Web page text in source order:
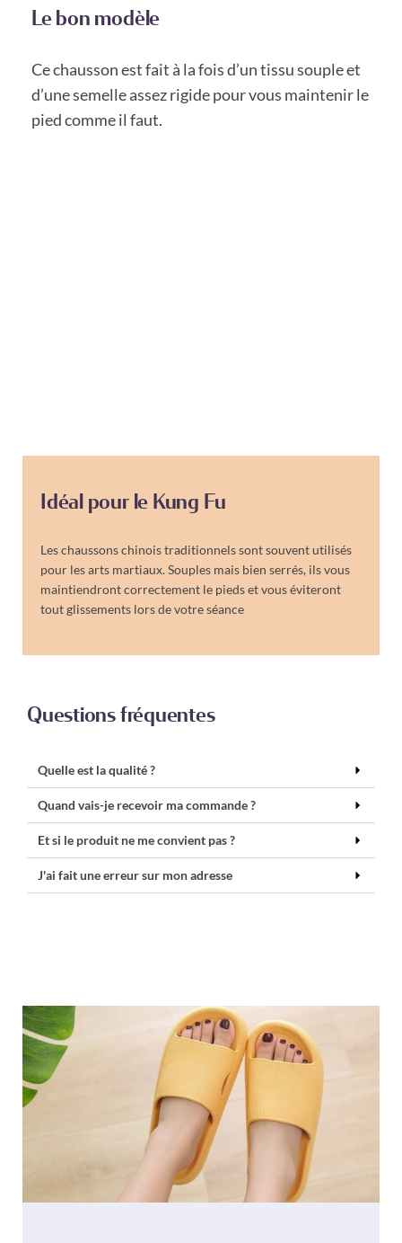
Le bon modèle
Ce chausson est fait à la fois d’un tissu souple et
d’une semelle assez rigide pour vous maintenir le
pied comme il faut.
Idéal pour le Kung Fu
Les chaussons chinois traditionnels sont souvent utilisés
pour les arts martiaux. Souples mais bien serrés, ils vous
maintiendront correctement le pieds et vous éviteront
tout glissements lors de votre séance
Questions fréquentes
Quelle est la qualité ?
Quand vais-je recevoir ma commande ?
Et si le produit ne me convient pas ?
J'ai fait une erreur sur mon adresse